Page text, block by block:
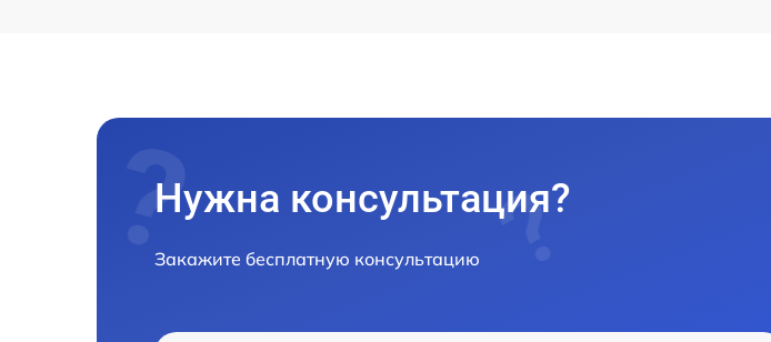
Нужна консультация?
Закажите бесплатную консультацию